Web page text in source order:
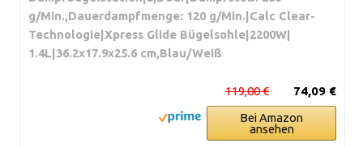
g/Min.,Dauerdampfmenge: 120 g/Min.|Calc Clear-
Technologie|Xpress Glide Bügelsohle|2200W|
1.4L|36.2x17.9x25.6 cm,Blau/Weiß
74,09 €
119,00 €
Bei Amazon
ansehen